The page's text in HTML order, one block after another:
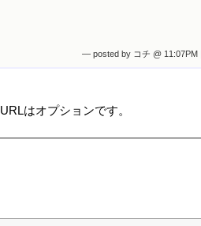
— posted by コチ @ 11:07PM |
URLはオプションです。